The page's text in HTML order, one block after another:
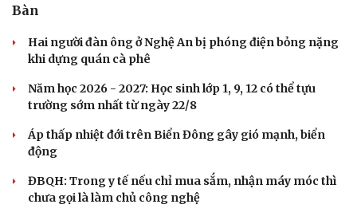
Bàn
Hai người đàn ông ở Nghệ An bị phóng điện bỏng nặng
khi dựng quán cà phê
Năm học 2026 - 2027: Học sinh lớp 1, 9, 12 có thể tựu
trường sớm nhất từ ngày 22/8
Áp thấp nhiệt đới trên Biển Đông gây gió mạnh, biển
động
ĐBQH: Trong y tế nếu chỉ mua sắm, nhận máy móc thì
chưa gọi là làm chủ công nghệ